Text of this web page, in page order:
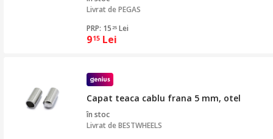
Livrat dePEGAS
PRP: 15 25 Lei
915 Lei
Capat teaca cablu frana 5 mm, otel
în stoc
Livrat deBESTWHEELS